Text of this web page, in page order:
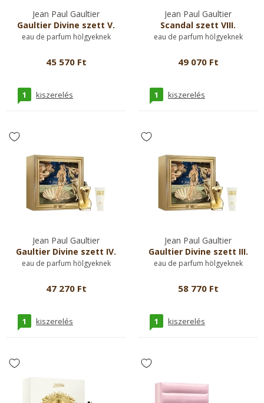
Jean Paul Gaultier
Gaultier Divine szett V.
eau de parfum hölgyeknek
45 570 Ft
1 kiszerelés
Jean Paul Gaultier
Scandal szett VIII.
eau de parfum hölgyeknek
49 070 Ft
1 kiszerelés
Jean Paul Gaultier
Gaultier Divine szett IV.
eau de parfum hölgyeknek
47 270 Ft
1 kiszerelés
Jean Paul Gaultier
Gaultier Divine szett III.
eau de parfum hölgyeknek
58 770 Ft
1 kiszerelés